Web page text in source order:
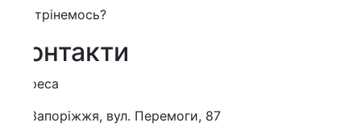
вул. Перемоги, 87